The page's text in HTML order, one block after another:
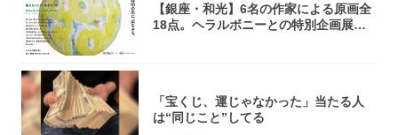
【銀座・和光】6名の作家による原画全
18点。ヘラルボニーとの特別企画展「G
「宝くじ、運じゃなかった」当たる人
は“同じこと”してる